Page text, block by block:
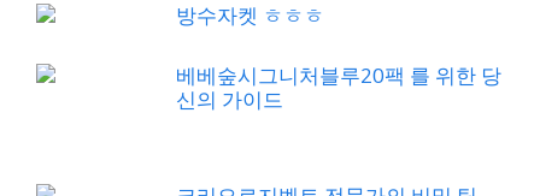
방수자켓 ㅎㅎㅎ
베베숲시그니처블루20팩 를 위한 당
신의 가이드